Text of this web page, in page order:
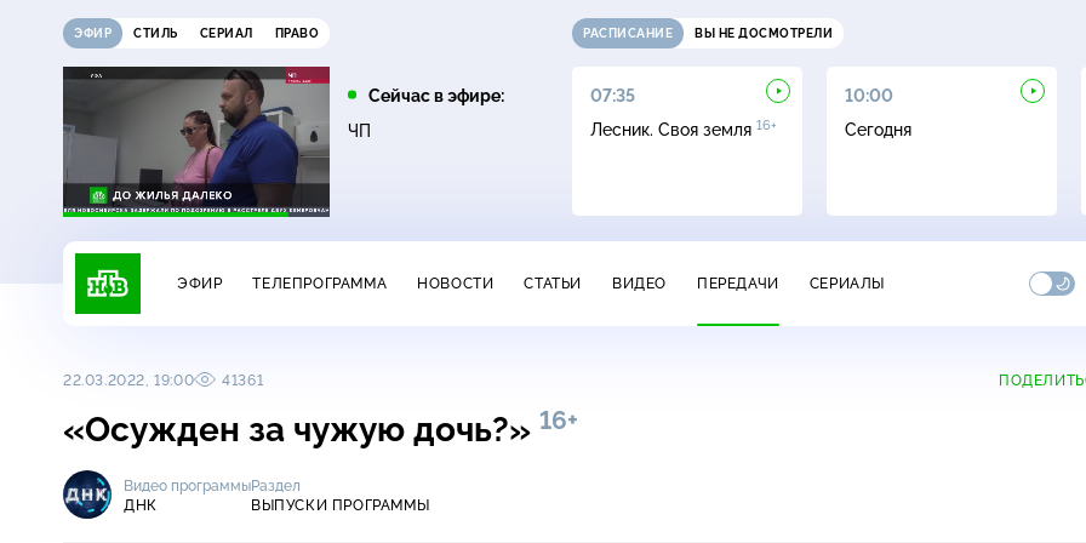
ЭФИР СТИЛЬ СЕРИАЛ ПРАВО
Сейчас в эфире:
ЧП
РАСПИСАНИЕ ВЫ НЕ ДОСМОТРЕЛИ
Лесник. Своя земля16+
07:00
Сегодня
07:35
Лесник. Своя земля 16+
10:00
Сегодня
ЭФИР ТЕЛЕПРОГРАММА НОВОСТИ СТАТЬИ ВИДЕО ПЕРЕДАЧИ СЕРИАЛЫ
22.03.2022, 19:00 41361
«Осужден за чужую дочь?» 16+
Видео программы
ДНК
Раздел
ВЫПУСКИ ПРОГРАММЫ